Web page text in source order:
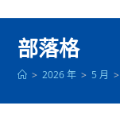
部落格
> 2026 年 > 5 月 >